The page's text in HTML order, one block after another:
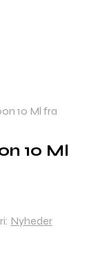
10 Ml fra
10 Ml
Nyheder